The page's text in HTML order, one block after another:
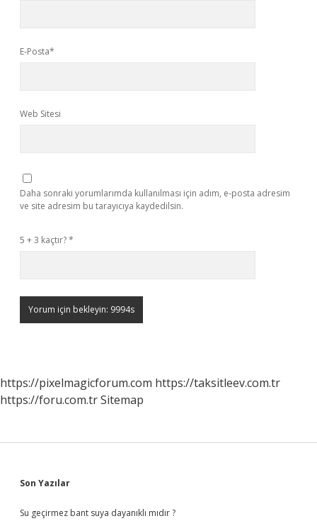
E-Posta*
Web Sitesi
Daha sonraki yorumlarımda kullanılması için adım, e-posta adresim
ve site adresim bu tarayıcıya kaydedilsin.
5 + 3 kaçtır?*
https://pixelmagicforum.com https://taksitleev.com.tr
https://foru.com.trSitemap
Sidebar
Son Yazılar
Su geçirmez bant suya dayanıklı mıdır ?